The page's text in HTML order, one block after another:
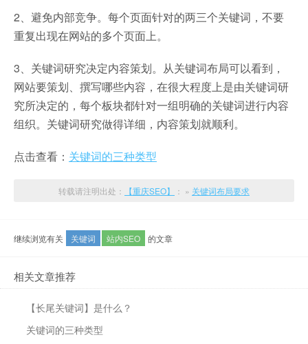
2、避免内部竞争。每个页面针对的两三个关键词，不要
重复出现在网站的多个页面上。
3、关键词研究决定内容策划。从关键词布局可以看到，
网站要策划、撰写哪些内容，在很大程度上是由关键词研
究所决定的，每个板块都针对一组明确的关键词进行内容
组织。关键词研究做得详细，内容策划就顺利。
点击查看： 关键词的三种类型
转载请注明出处： 【重庆SEO】 ： » 关键词布局要求
继续浏览有关 关键词 站内SEO 的文章
相关文章推荐
【长尾关键词】是什么？
关键词的三种类型